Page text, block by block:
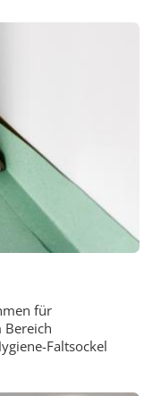
für
Bereich
Faltsockel